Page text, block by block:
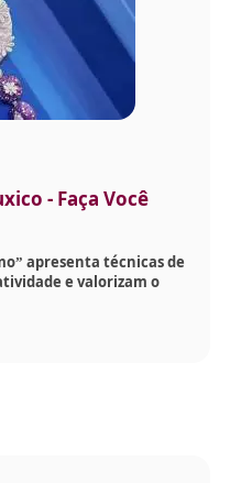
- Faça Você
apresenta técnicas de
e valorizam o